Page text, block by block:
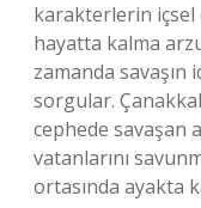
karakterlerin içsel
hayatta kalma
zamanda savaşın
sorgular.
cephede savaşan
vatanlarını
ortasında ayakta